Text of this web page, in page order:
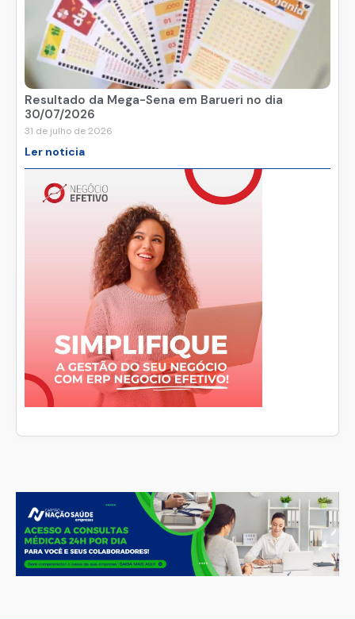
Resultado da Mega-Sena em Barueri no dia
30/07/2026
31 de julho de 2026
Ler noticia